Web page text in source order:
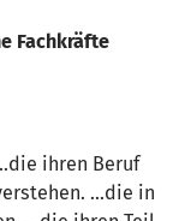
Fachkräfte
ihren Beruf
...die in